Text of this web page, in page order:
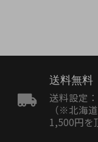
送料無料
送料設定
（※北海
1,500円を